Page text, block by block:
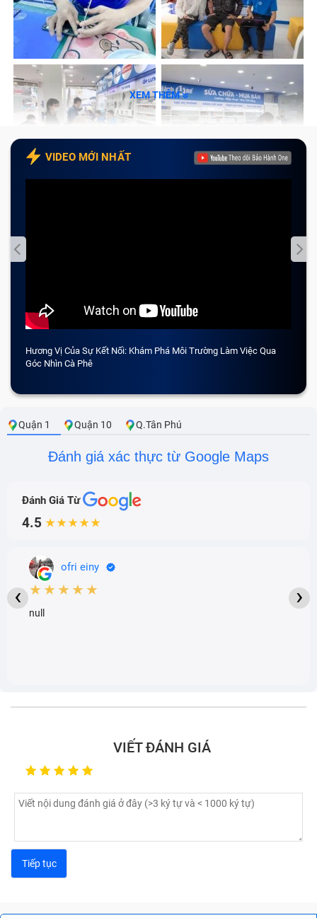
XEM THÊM
VIDEO MỚI NHẤT
Hương Vị Của Sự Kết Nối: Khám Phá Môi Trường Làm Việc Qua
Góc Nhìn Cà Phê
Quận 1 Quận 10 Q.Tân Phú
Đánh giá xác thực từ Google Maps
Đánh Giá Từ
4.5 ★★★★★
ofri einy
★★★★★
null
‹ ›
VIẾT ĐÁNH GIÁ